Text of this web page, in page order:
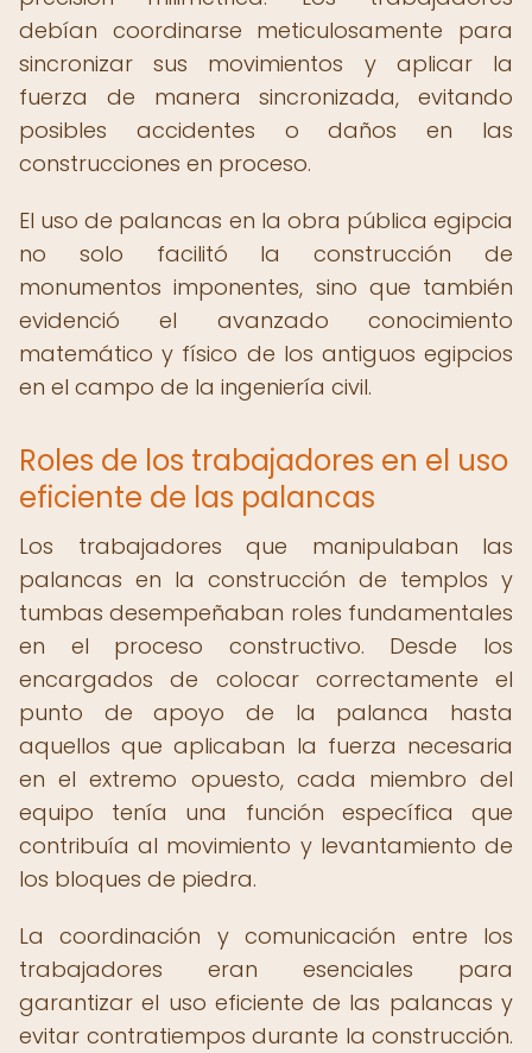
debían coordinarse meticulosamente para
sincronizar sus movimientos y aplicar la
fuerza de manera sincronizada, evitando
posibles accidentes o daños en las
construcciones en proceso.
El uso de palancas en la obra pública egipcia
no solo facilitó la construcción de
monumentos imponentes, sino que también
evidenció el avanzado conocimiento
matemático y físico de los antiguos egipcios
en el campo de la ingeniería civil.
Roles de los trabajadores en el uso
eficiente de las palancas
Los trabajadores que manipulaban las
palancas en la construcción de templos y
tumbas desempeñaban roles fundamentales
en el proceso constructivo. Desde los
encargados de colocar correctamente el
punto de apoyo de la palanca hasta
aquellos que aplicaban la fuerza necesaria
en el extremo opuesto, cada miembro del
equipo tenía una función específica que
contribuía al movimiento y levantamiento de
los bloques de piedra.
La coordinación y comunicación entre los
trabajadores eran esenciales para
garantizar el uso eficiente de las palancas y
evitar contratiempos durante la construcción.